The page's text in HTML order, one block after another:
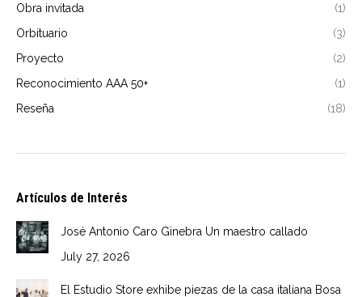
Obra invitada
(1)
Orbituario
(3)
Proyecto
(2)
Reconocimiento AAA 50+
(1)
Reseña
(18)
Artículos de Interés
José Antonio Caro Ginebra Un maestro callado
July 27, 2026
El Estudio Store exhibe piezas de la casa italiana Bosa